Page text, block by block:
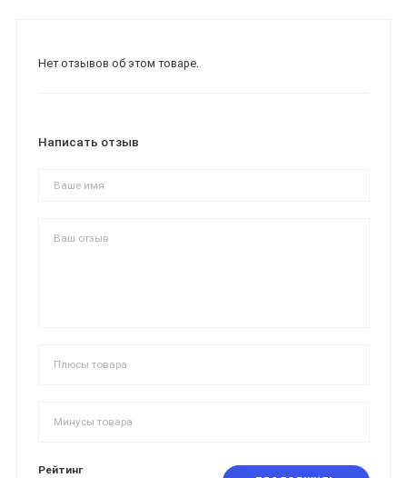
Нет отзывов об этом товаре.
Написать отзыв
Рейтинг